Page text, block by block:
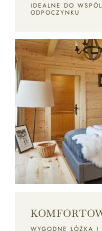
IDEALNE DO
ODPOCZYNKU
WYGODNE ŁÓŻKA I